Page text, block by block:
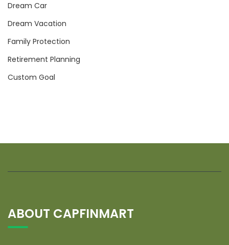
Dream Car
Dream Vacation
Family Protection
Retirement Planning
Custom Goal
ABOUT CAPFINMART